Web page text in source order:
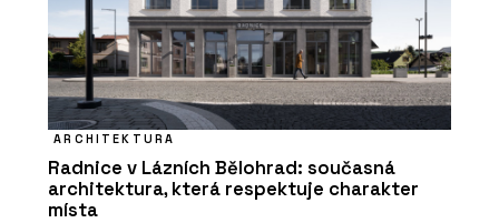
ARCHITEKTURA
Radnice v Lázních Bělohrad: současná
architektura, která respektuje charakter
místa